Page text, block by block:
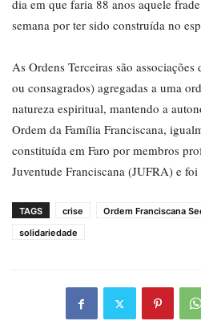
dia em que faria 88 anos aquele frade
semana por ter sido construída no
As Ordens Terceiras são
ou consagrados) agregadas a uma
natureza espiritual, mantendo a
Ordem da Família Franciscana,
constituída em Faro por membros
Juventude Franciscana (JUFRA) e
TAGS crise Ordem Franciscana
solidariedade